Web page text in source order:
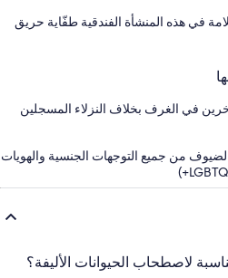
في هذه المنشأة الفندقية طفّاية حريق
في الغرف بخلاف النزلاء المسجلين
من جميع التوجهات الجنسية والهويات
لاصطحاب الحيوانات الأليفة؟